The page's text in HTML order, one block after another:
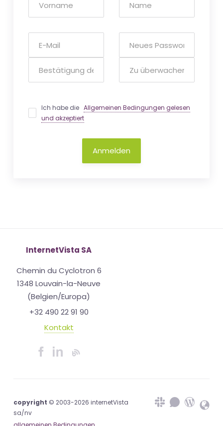
Ich habe dieAllgemeinen Bedingungen gelesen
und akzeptiert
Anmelden
InternetVista SA
Chemin du Cyclotron 6
1348 Louvain-la-Neuve
(Belgien/Europa)
+32 490 22 91 90
Kontakt
copyright © 2003-2026 internetVista
sa/nv